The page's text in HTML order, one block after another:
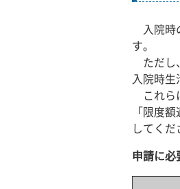
入院時
す。
ただし
入院時生
これら
「限度
してくだ
申請に必